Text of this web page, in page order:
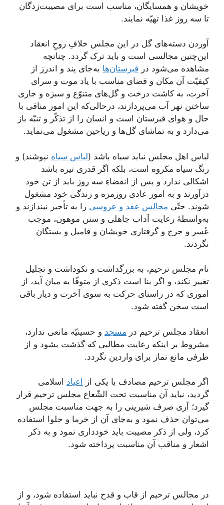
خویشان و همسایگان، مناسب است برای مصیبت‌زدگان
تا سه روز غذا تهیّه نمایند.
آوردن دسته‌های گل در این مجلس خلافِ روحِ انعقاد
این‌چنین مجالسی است و باید ترک گردد. چنانچه
مشاهده می‌شود در قبرستان‌ها به‌جای پند و اندرز از
کیفیّت آن مکان و فضای مناسب با یاد موت و سرای
آخرت، به کاشت درخت و گل‌های متنوّع و سبزه و جاری
ساختن نهر آب می‌پردازند، در‌حالی‌که این امور منافی با
حال و هوای قبرستان است و انسان را از تذکّر و تنبّه باز
می‌دارد و به تماشای گل‌ها و ریاحین مشغول می‌نماید.
لباس اهل مجلس نباید سیاه باشد (لباس سیاه نپوشند) و
رنگ سیاه مکروه است، بلکه اگر قدری تیره باشد
اشکالی ندارد و پس از انقضاءِ سه روز باید از تن خود
درآورند و به امور عادی روزمره و زندگی خود مشغول
شوند. حتّی مجالس عقد و عروسی را به تأخیر نیندازند و
به‌واسطۀ رعایت آداب جاهلی و سنن موهون، موجب
عُسر و حرج و گرفتاری خویشان و فامیل و بستگان
نگردند.
نام مجلس ترحیم، به بزرگداشت و نکوداشت و تجلیل
تغییر نکند، و اگر بنا است ذکری از متوفّا به میان آید، از
اموری که در راستای حرکت به سوی آخرت و دیار باقی
است سخن گفته شود.
انعقاد مجلس ترحیم در مسجد و حسینیّه مانعی ندارد،
مشروط بر اینکه رعایت مطالبی که گذشت بشود و از
طرفی مانع نماز برای واردین نگردد.
اگر مجلس ترحیم مصادف با یکی از اعیاد اسلامی
گردید، نباید آن مناسبت تحت الشّعاع مجلس ترحیم قرار
گیرد؛ آری صرف شیرینی را به جهت مناسبت مجلس
می‌توان حذف نمود و به‌جای آن از خرما و حلوا استفاده
کرد، ولی از ذکر مصیبت باید خودداری نمود و به ذکر
اشعار و مناقب آن مناسبت پرداخته شود.
در مجالس ترحیم از قاب و قدح نباید استفاده شود، و از